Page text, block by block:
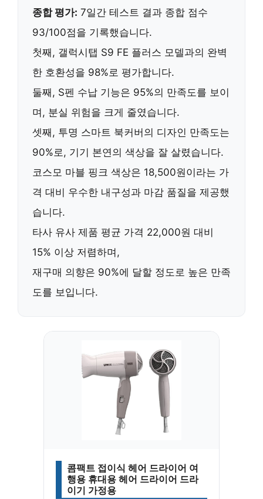
종합 평가: 7일간 테스트 결과 종합 점수
93/100점을 기록했습니다.
첫째, 갤럭시탭 S9 FE 플러스 모델과의 완벽
한 호환성을 98%로 평가합니다.
둘째, S펜 수납 기능은 95%의 만족도를 보이
며, 분실 위험을 크게 줄였습니다.
셋째, 투명 스마트 북커버 의 디자인 만족도는
90%로, 기기 본연의 색상을 잘 살렸습니다.
코스모 마블 핑크 색상은 18,500원이라는 가
격 대비 우수한 내구성과 마감 품질을 제공했
습니다.
타사 유사 제품 평균 가격 22,000원 대비
15% 이상 저렴하며,
재구매 의향은 90%에 달할 정도로 높은 만족
도를 보입니다.
콤팩트 접이식 헤어 드라이어 여
행용 휴대용 헤어 드라이어 드라
이기 가정용